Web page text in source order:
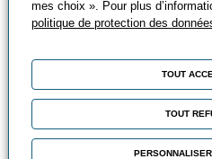
Évaluation des compétences
🛠️ 02 -
mes choix ». Pour plus
politique de protection des
TOUT
TOUT